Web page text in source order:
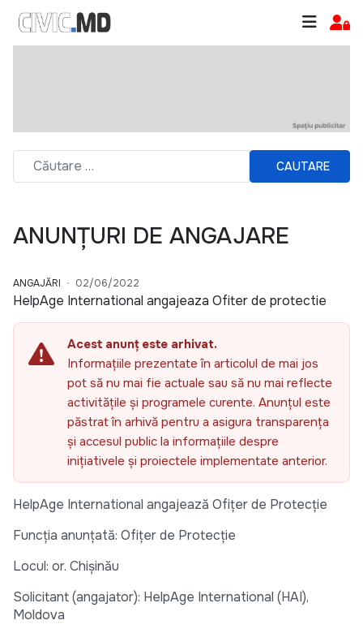
CAUTARE
ANUNȚURI DE ANGAJARE
ANGAJĂRI 02/06/2022
HelpAge International angajeaza Ofiter de protectie
Acest anunț este arhivat.
Informațiile prezentate în articolul de mai jos
pot să nu mai fie actuale sau să nu mai reflecte
activitățile și programele curente. Anunțul este
păstrat în arhivă pentru a asigura transparența
și accesul public la informațiile despre
inițiativele și proiectele implementate anterior.
HelpAge International angajează Ofițer de Protecție
Funcția anunțată: Ofițer de Protecție
Locul: or. Chișinău
Solicitant (angajator): HelpAge International (HAI),
Moldova